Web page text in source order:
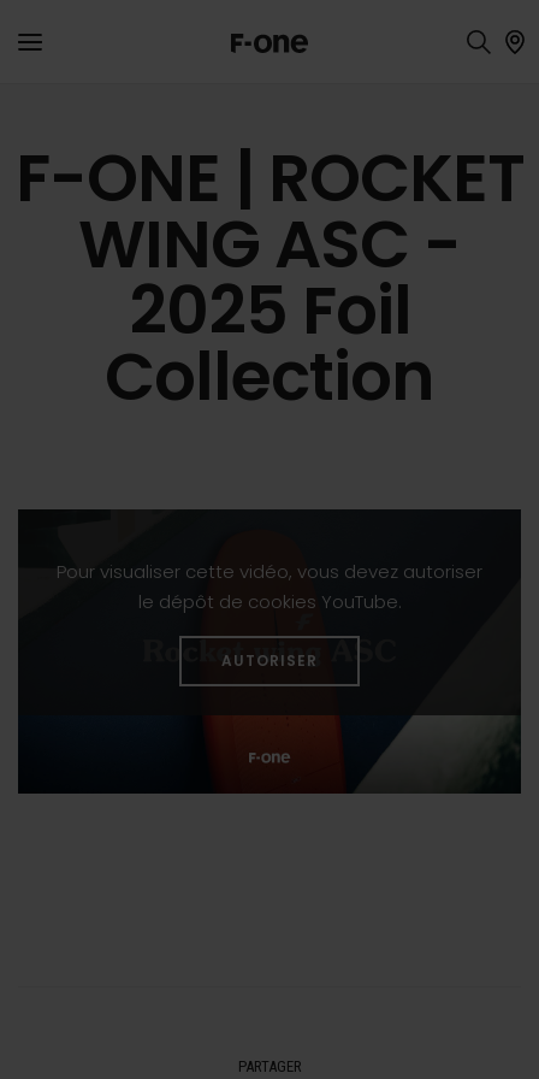
F-ONE | ROCKET
WING ASC -
2025 Foil
Collection
Pour visualiser cette vidéo, vous devez autoriser
le dépôt de cookies YouTube.
AUTORISER
PARTAGER